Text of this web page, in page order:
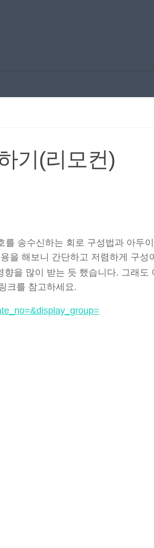
기(리모컨)
를 송수신하는 회로 구성법과 아두
을 해보니 간단하고 저렴하게 구성
을 많이 받는 듯 했습니다. 그래도
크를 참고하세요.